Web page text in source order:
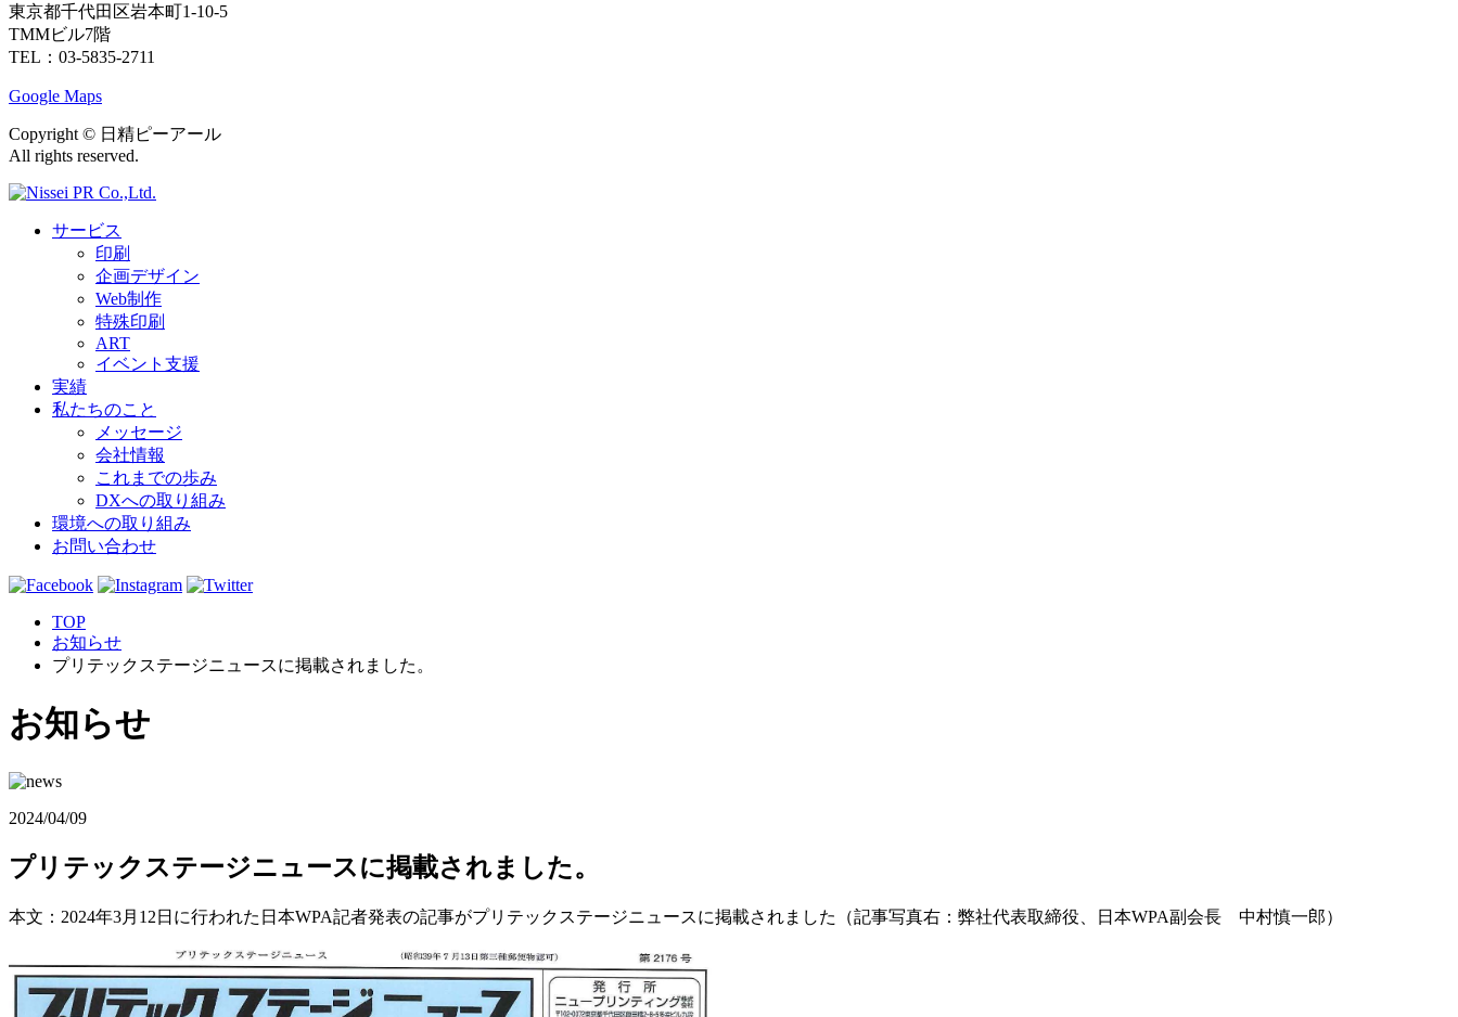
東京都千代田区岩本町1-10-5
TMMビル7階
TEL：03-5835-2711
Google Maps
Copyright ©︎ 日精ピーアール
All rights reserved.
サービス
印刷
企画デザイン
Web制作
特殊印刷
ART
イベント支援
実績
私たちのこと
メッセージ
会社情報
これまでの歩み
DXへの取り組み
環境への取り組み
お問い合わせ
TOP
お知らせ
プリテックステージニュースに掲載されました。
お知らせ
2024/04/09
プリテックステージニュースに掲載されました。
本文：2024年3月12日に行われた日本WPA記者発表の記事がプリテックステージニュースに掲載されました（記事写真右：弊社代表取締役、日本WPA副会長 中村慎一郎）